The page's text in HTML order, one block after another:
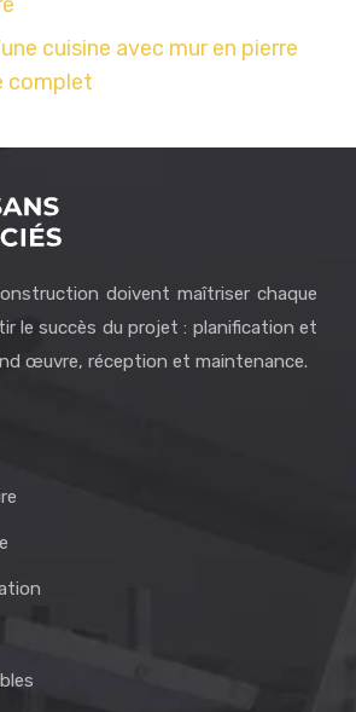
cuisine avec mur en pierre
complet
doivent maîtriser chaque
le succès du projet : planification et
œuvre, réception et maintenance.